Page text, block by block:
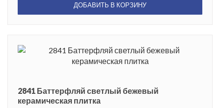
ДОБАВИТЬ В КОРЗИНУ
2841 Баттерфляй светлый бежевый
керамическая плитка